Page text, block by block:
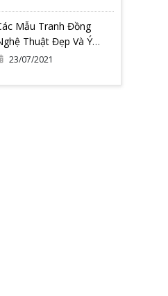
Mẫu Tranh Đồng
Thuật Đẹp Và Ý
Nhất Tại Đồ Đồng
23/07/2021